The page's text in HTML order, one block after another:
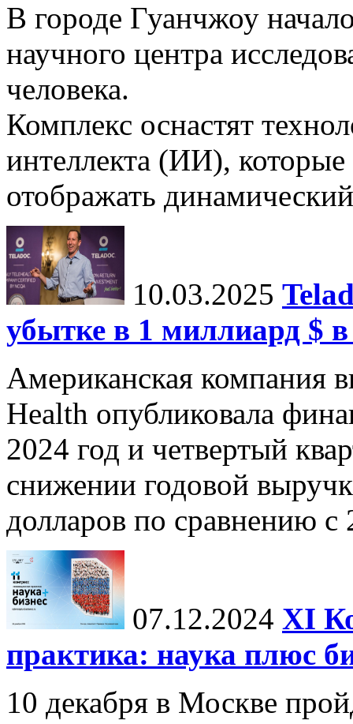
В городе Гуанчжоу
научного центра
человека.
Комплекс оснастят
интеллекта (ИИ),
отображать
10.03.2025
убытке в 1 миллиард $ в
Американская компания
Health опубликовала
2024 год и четвертый
снижении годовой
долларов по сравнению с
07.12.2024 ХI
практика: наука плюс
10 декабря в Москве